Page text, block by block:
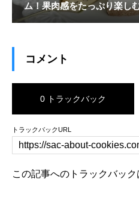
ム！果肉感をたっぷり楽し
コメント
0 トラックバック
トラックバックURL
この記事へのトラックバック